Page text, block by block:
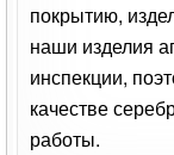
покрытию,
наши изделия
инспекции,
качестве
работы.